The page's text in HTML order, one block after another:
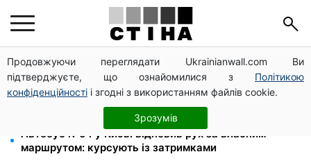
Продовжуючи переглядати Ukrainianwall.com Ви
підтверджуєте, що ознайомилися з Політикою
конфіденційності і згодні з використанням файлів cookie.
Зрозумів
Зарплата 30 000 грн — пенсія 11 500 грн: ПФУ
пояснив формулу розрахунку виплат у 2026 році
До 19 400 грн на дрова: ПФУ приймає заяви на
субсидію для власників пічного опалення
Автобус №54 у Києві відновив рух за власним
маршрутом: курсують із затримками